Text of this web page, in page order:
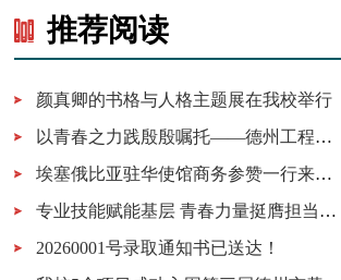
推荐阅读
颜真卿的书格与人格主题展在我校举行
以青春之力践殷殷嘱托——德州工程职业学院以“三下乡”实践深入贯彻习近平总书记在山东德州视察时的重要讲话精神
埃塞俄比亚驻华使馆商务参赞一行来访我校深化职教出海务实合作
专业技能赋能基层 青春力量挺膺担当——德州工程职业学院2026年暑期“三下乡”社会实践交出青春答卷
20260001号录取通知书已送达！